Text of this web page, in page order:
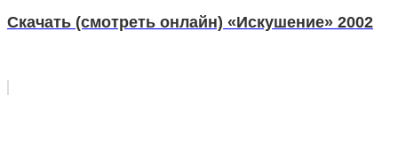
Скачать (смотреть онлайн) «Искушение» 2002